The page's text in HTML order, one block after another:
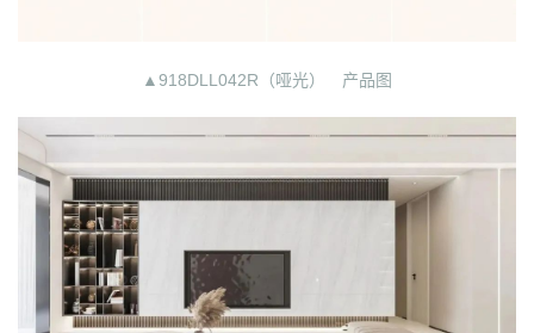
▲918DLL042R（哑光） 产品图